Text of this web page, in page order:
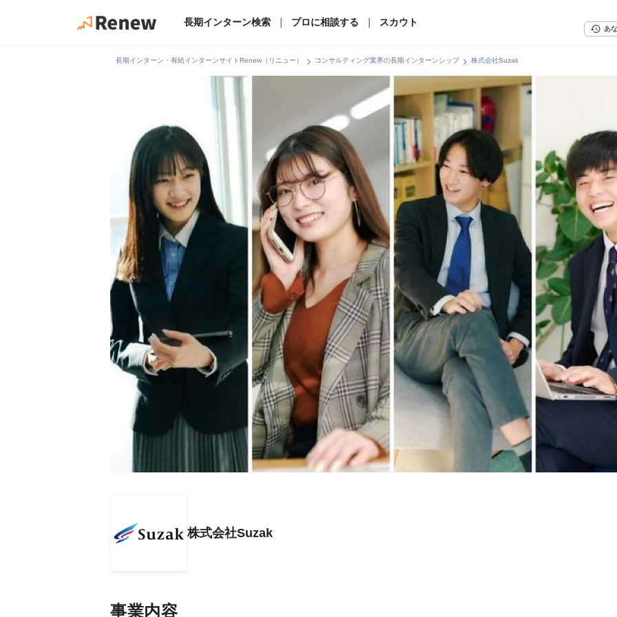
長期インターン検索 プロに相談する スカウト
history あ
長期インターン・有給インターンサイトRenew（リニュー） chevron_right コンサルティング業界の長期インターンシップchevron_right 株式会社Suzak
株式会社Suzak
事業内容